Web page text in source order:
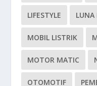
LIFESTYLE LUNA
MOBIL LISTRIK
MOTOR MATIC
OTOMOTIF